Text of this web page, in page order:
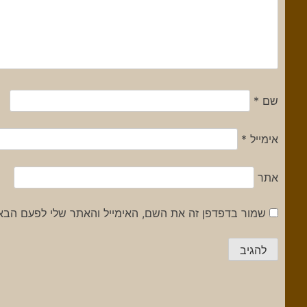
שם *
אימייל *
אתר
שמור בדפדפן זה את השם, האימייל והאתר שלי לפעם